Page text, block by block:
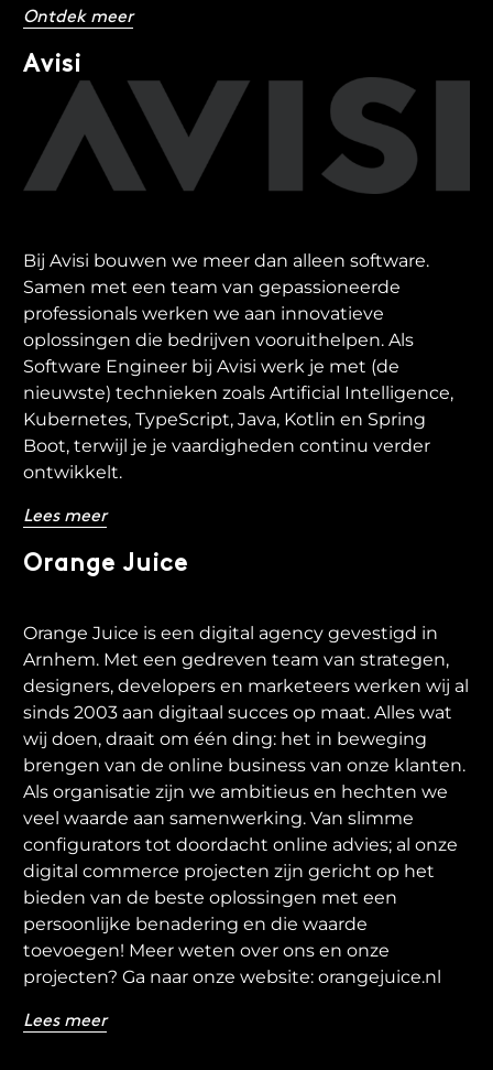
Ontdek meer
Avisi
Bij Avisi bouwen we meer dan alleen software.
Samen met een team van gepassioneerde
professionals werken we aan innovatieve
oplossingen die bedrijven vooruithelpen. Als
Software Engineer bij Avisi werk je met (de
nieuwste) technieken zoals Artificial Intelligence,
Kubernetes, TypeScript, Java, Kotlin en Spring
Boot, terwijl je je vaardigheden continu verder
ontwikkelt.
Lees meer
Orange Juice
Orange Juice is een digital agency gevestigd in
Arnhem. Met een gedreven team van strategen,
designers, developers en marketeers werken wij al
sinds 2003 aan digitaal succes op maat. Alles wat
wij doen, draait om één ding: het in beweging
brengen van de online business van onze klanten.
Als organisatie zijn we ambitieus en hechten we
veel waarde aan samenwerking. Van slimme
configurators tot doordacht online advies; al onze
digital commerce projecten zijn gericht op het
bieden van de beste oplossingen met een
persoonlijke benadering en die waarde
toevoegen! Meer weten over ons en onze
projecten? Ga naar onze website: orangejuice.nl
Lees meer